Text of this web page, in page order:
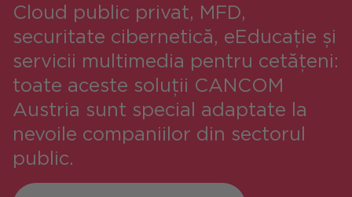
Cloud public privat, MFD,
securitate cibernetică, eEducație și
servicii multimedia pentru cetățeni:
toate aceste soluții CANCOM
Austria sunt special adaptate la
nevoile companiilor din sectorul
public.